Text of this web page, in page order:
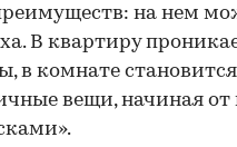
на нем
В квартиру
в комнате
вещи, начиная от